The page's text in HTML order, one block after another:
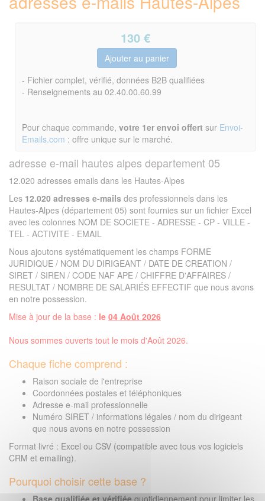
130 €
- Fichier complet, vérifié, données B2B qualifiées
- Renseignements au 02.40.00.60.99
Pour chaque commande, votre 1er envoi offert sur Envoi-
Emails.com : offre unique sur le marché.
adresse e-mail hautes alpes departement 05
12.020 adresses emails dans les Hautes-Alpes
Les 12.020 adresses e-mails des professionnels dans les
Hautes-Alpes (département 05) sont fournies sur un fichier Excel
avec les colonnes NOM DE SOCIETE - ADRESSE - CP - VILLE -
TEL - ACTIVITE - EMAIL
Nous ajoutons systématiquement les champs FORME
JURIDIQUE / NOM DU DIRIGEANT / DATE DE CREATION /
SIRET / SIREN / CODE NAF APE / CHIFFRE D'AFFAIRES /
RESULTAT / NOMBRE DE SALARIÉS EFFECTIF que nous avons
en notre possession.
Mise à jour de la base : le 04 Août 2026
Nous sommes ouverts tout le mois d'Août 2026.
Chaque fiche comprend :
Raison sociale de l'entreprise
Coordonnées postales et téléphoniques
Adresse e-mail professionnelle
Numéro SIRET / informations légales / nom du dirigeant
que nous avons en notre possession
Format livré : Excel ou CSV (compatible avec tous vos logiciels
CRM et emailing).
Pourquoi choisir cette base ?
Base qualifiée et vérifiée quotidiennement pour limiter les